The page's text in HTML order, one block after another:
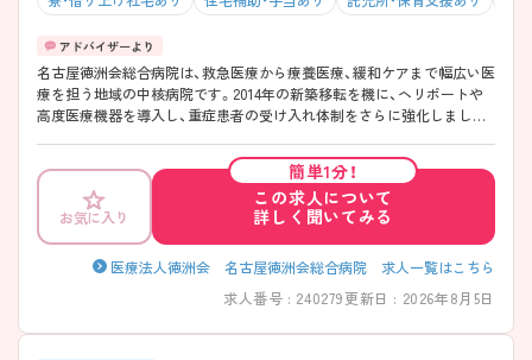
名古屋徳洲会総合病院は、救急医療から療養医療、緩和ケアまで幅広い医
療を担う地域の中核病院です。2014年の新築移転を機に、ヘリポートや
高度医療機器を導入し、重症患者の受け入れ体制をさらに強化しまし
環境となっています。また、ローテーション研修やクリニカルラダーを
取り入れ、一人ひとりの成長を大切にした教育体制を整備。寮や24時間
対応の保育施設など福利厚生も充実しており、ライフステージが変わっ
ても長く活躍しやすい環境です。急性期から慢性期まで幅広い経験を積
みながら、スキルアップを目指したい方にもおすすめです！
――――――――――――――― ■ 最先端医療に触れながら成長！
多彩な経験を積むことができます。 ・ICU・HCUを備えた救急医療の中核
病院 ・ハイブリッド手術室など高度医療設備を導入 ・心臓血管外科をは
お気に入り
簡単1分！
この求人について
詳しく聞いてみる
医療法人徳洲会 名古屋徳洲会総合病院 求人一覧はこちら
求人番号 : 240279更新日 : 2026年8月5日